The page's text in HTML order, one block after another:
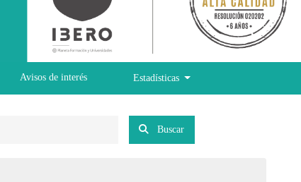
Avisos de interés Estadísticas
Buscar